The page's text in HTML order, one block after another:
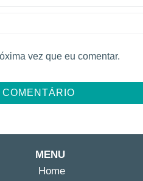
vez que eu comentar.
MENU
Home